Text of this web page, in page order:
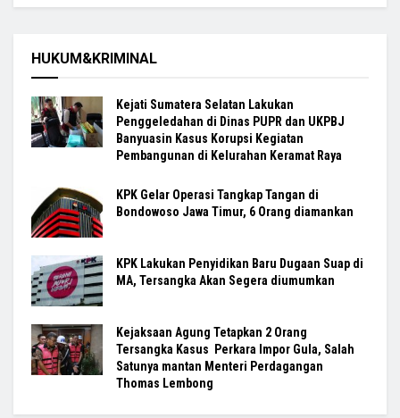
HUKUM&KRIMINAL
Kejati Sumatera Selatan Lakukan
Penggeledahan di Dinas PUPR dan UKPBJ
Banyuasin Kasus Korupsi Kegiatan
Pembangunan di Kelurahan Keramat Raya
KPK Gelar Operasi Tangkap Tangan di
Bondowoso Jawa Timur, 6 Orang diamankan
KPK Lakukan Penyidikan Baru Dugaan Suap di
MA, Tersangka Akan Segera diumumkan
Kejaksaan Agung Tetapkan 2 Orang
Tersangka Kasus Perkara Impor Gula, Salah
Satunya mantan Menteri Perdagangan
Thomas Lembong